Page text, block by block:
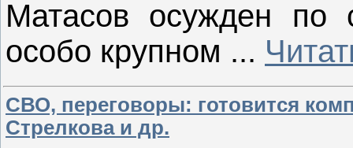
Матасов осужден по
особо крупном ...
СВО, переговоры: готовится
Стрелкова и др.